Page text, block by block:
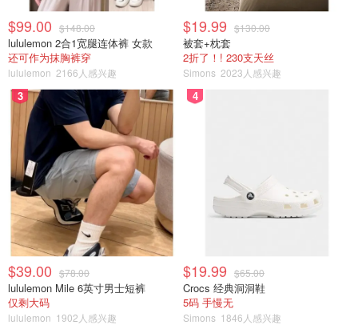
“婚前协议的目的不应该是趁机把对方排除在外。”
他强调，如果协议过于强势或存在胁迫迹象，其法律效力将
受到质疑。如果法院认定有一方是在压力下签署的，或者未
进行完整财务披露，该协议可能被判定无效。
这就是为什么双方应各自聘请独立律师的原因。
$99.00 $148.00
lululemon 2合1宽腿连体裤 女款
还可作为抹胸裤穿
lululemon 2166人感兴趣
$19.99 $130.00
被套+枕套
2折了！! 230支天丝
Simons 2023人感兴趣
3
$39.00 $78.00
lululemon Mile 6英寸男士短裤
仅剩大码
lululemon 1902人感兴趣
4
$19.99 $65.00
Crocs 经典洞洞鞋
5码 手慢无
Simons 1846人感兴趣